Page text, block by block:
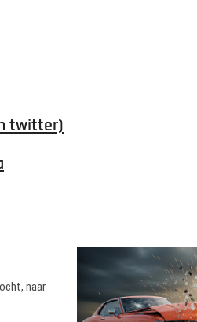
twitter)
naar